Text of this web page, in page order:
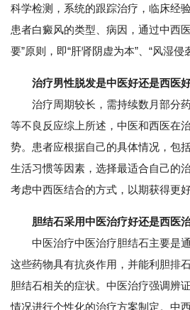
科学检测，系统的跟踪治疗，临床经
患者白癜风的类型、病因，通过中西
要”原则，即“肝肾阴虚为本”、“风湿侵
治疗男性脱发是中医好还是西医
治疗周期较长，需持续数月部分药
等不良反应综上所述，中医和西医在
势。患者应根据自己的具体情况，包
生活习惯等因素，选择最适合自己的
考虑中西医结合的方式，以期获得更好
胆结石采用中医治疗好还是西医
中医治疗中医治疗胆结石主要是通
这些药物具有抗炎作用，并能利胆排
胆结石相关的症状。中医治疗强调辨
情况进行个性化的治疗方案制定。中